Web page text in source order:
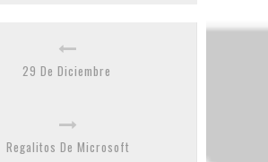
29 De Diciembre
Regalitos De Microsoft